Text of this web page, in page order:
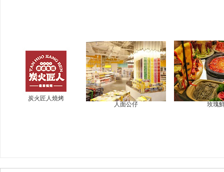
炭火匠人燒烤
人面公仔
玫瑰